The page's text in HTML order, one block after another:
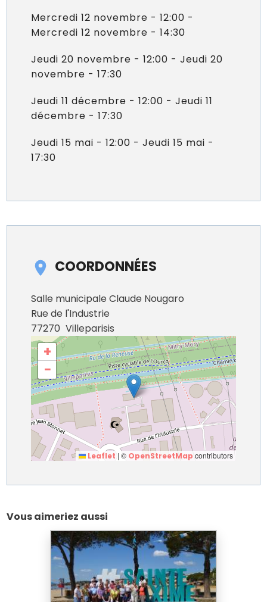
Mercredi 12 novembre - 12:00 -
Mercredi 12 novembre - 14:30
Jeudi 20 novembre - 12:00 - Jeudi 20
novembre - 17:30
Jeudi 11 décembre - 12:00 - Jeudi 11
décembre - 17:30
Jeudi 15 mai - 12:00 - Jeudi 15 mai -
17:30
COORDONNÉES
Salle municipale Claude Nougaro
Rue de l'Industrie
77270 Villeparisis
+
−
Leaflet | © OpenStreetMap contributors
Vous aimeriez aussi